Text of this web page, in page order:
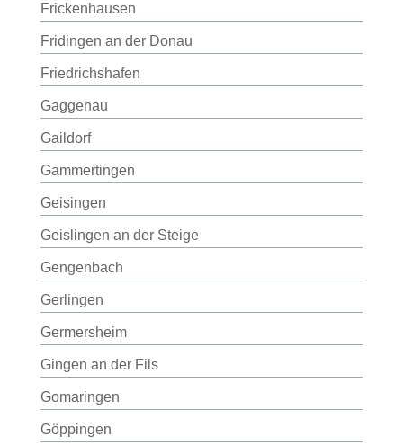
Frickenhausen
Fridingen an der Donau
Friedrichshafen
Gaggenau
Gaildorf
Gammertingen
Geisingen
Geislingen an der Steige
Gengenbach
Gerlingen
Germersheim
Gingen an der Fils
Gomaringen
Göppingen